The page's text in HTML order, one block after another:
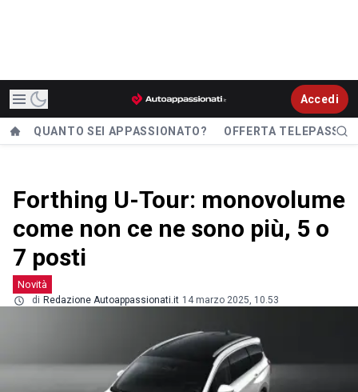
Accedi
QUANTO SEI APPASSIONATO? OFFERTA TELEPASS
Forthing U-Tour: monovolume
come non ce ne sono più, 5 o
7 posti
Novità
di Redazione Autoappassionati.it 14 marzo 2025, 10.53